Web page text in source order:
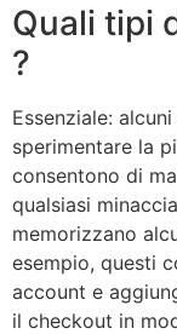
Quali tipi
?
Essenziale:
sperimentare la
consentono di
qualsiasi
memorizzano
esempio, questi
account e
il checkout in